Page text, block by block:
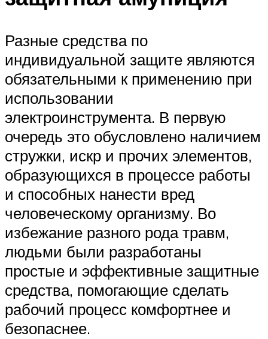
Разные средства по
индивидуальной защите являются
обязательными к применению при
использовании
электроинструмента. В первую
очередь это обусловлено наличием
стружки, искр и прочих элементов,
образующихся в процессе работы
и способных нанести вред
человеческому организму. Во
избежание разного рода травм,
людьми были разработаны
простые и эффективные защитные
средства, помогающие сделать
рабочий процесс комфортнее и
безопаснее.